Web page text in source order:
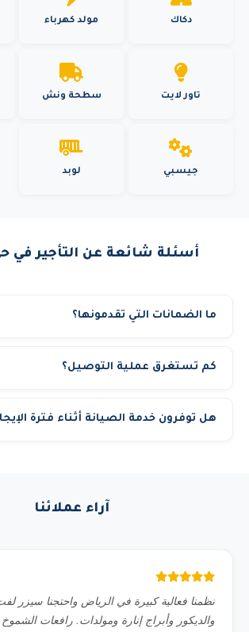
دكاك مولد كهرباء
تاور لايت سطحة ونش
جيسبي لوبد
أسئلة شائعة عن التأجير في
ما الضمانات التي تقدمونها؟
تأمين شامل مجاني ضد المخاطر والحوادث.
تعويض عن ساعات التوقف إذا تأخر البديل.
كم تستغرق عملية التوصيل؟
هل توفرون خدمة الصيانة أثناء فترة
آراء عملائنا
نظمنا فعالية كبيرة في الرياض واحتجنا سيزر
والديكور وأبراج إنارة ومولدات. رافعات